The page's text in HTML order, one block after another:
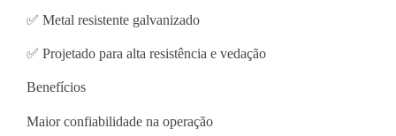
✅ Metal resistente galvanizado
✅ Projetado para alta resistência e vedação
Benefícios
Maior confiabilidade na operação